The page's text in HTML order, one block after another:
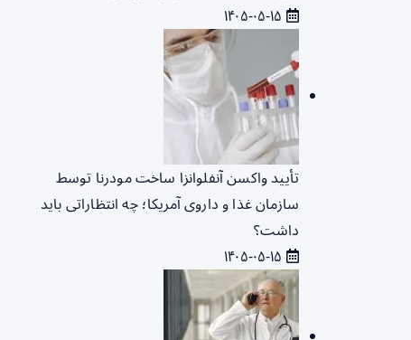
تأیید واکسن آنفلوانزا ساخت مودرنا توسط
سازمان غذا و داروی آمریکا؛ چه انتظاراتی باید
داشت؟